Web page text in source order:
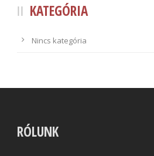
KATEGÓRIA
Nincs kategória
RÓLUNK